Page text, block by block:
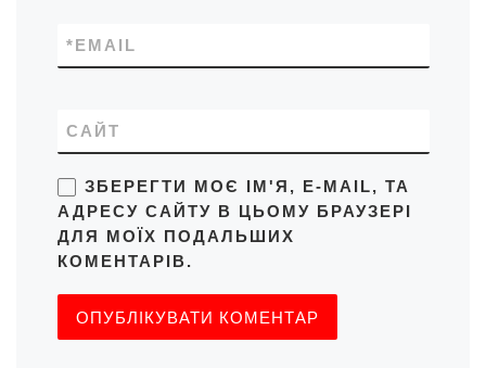
EMAIL
*
САЙТ
ЗБЕРЕГТИ МОЄ ІМ'Я, E-MAIL, ТА
АДРЕСУ САЙТУ В ЦЬОМУ БРАУЗЕРІ
ДЛЯ МОЇХ ПОДАЛЬШИХ
КОМЕНТАРІВ.